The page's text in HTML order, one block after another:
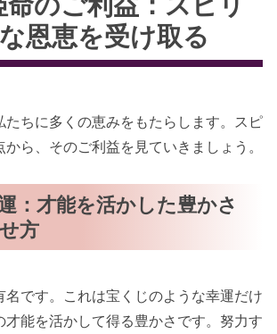
恩恵を受け取る
たちに多くの恵みをもたらします。スピ
ら、そのご利益を見ていきましょう。
：才能を活かした豊かさ
方
名です。これは宝くじのような幸運だけ
才能を活かして得る豊かさです。努力す